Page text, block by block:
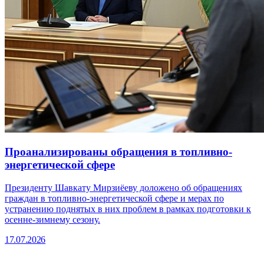
Проанализированы обращения в топливно-
энергетической сфере
Президенту Шавкату Мирзиёеву доложено об обращениях
граждан в топливно-энергетической сфере и мерах по
устранению поднятых в них проблем в рамках подготовки к
осенне-зимнему сезону.
17.07.2026